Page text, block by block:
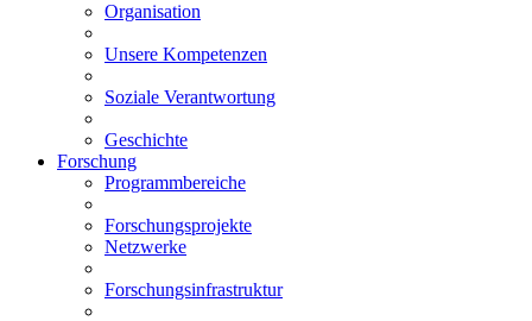
Organisation
Unsere Kompetenzen
Soziale Verantwortung
Geschichte
Forschung
Programmbereiche
Forschungsprojekte
Netzwerke
Forschungsinfrastruktur